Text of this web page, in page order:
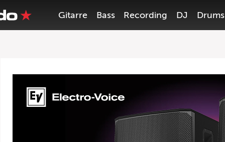
Gitarre Bass Recording DJ Drums